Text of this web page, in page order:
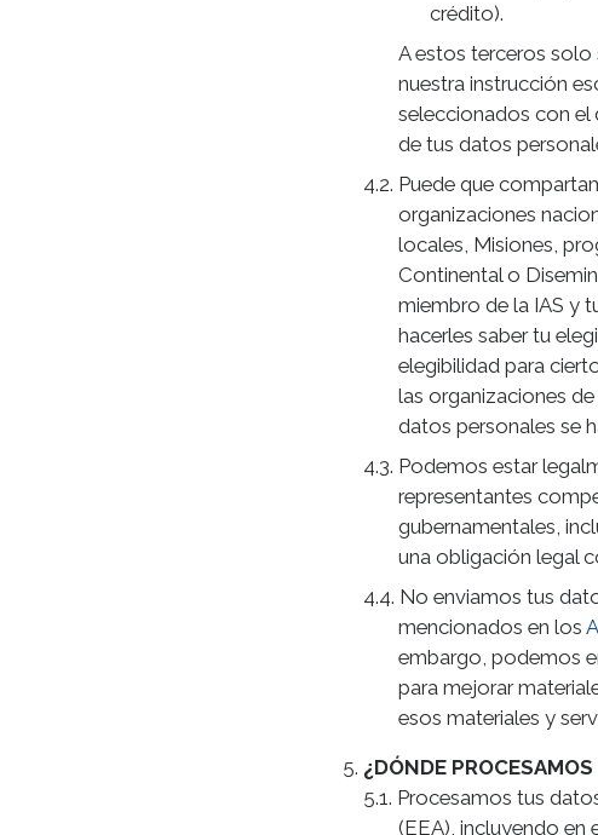
crédito).
A estos terceros solo
nuestra instrucción
seleccionados con el
de tus datos
Puede que
organizaciones
locales, Misiones,
Continental o
miembro de la IAS y
hacerles saber tu
elegibilidad para
las organizaciones
datos personales se
Podemos estar
representantes
gubernamentales,
una obligación legal
No enviamos tus
mencionados en los
embargo, podemos
para mejorar
esos materiales y
¿DÓNDE
Procesamos tus
(EEA), incluyendo en